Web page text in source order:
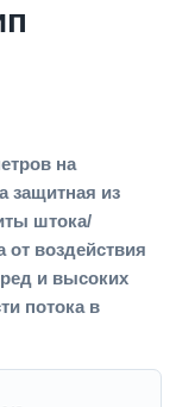
на
защитная из
штока/
от воздействия
и высоких
потока в